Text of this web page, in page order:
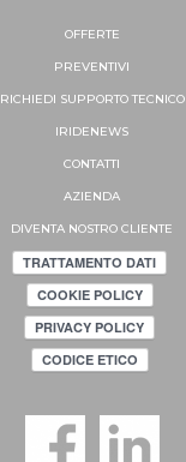
OFFERTE
PREVENTIVI
RICHIEDI SUPPORTOTECNICO
IRIDENEWS
CONTATTI
AZIENDA
DIVENTA NOSTRO CLIENTE